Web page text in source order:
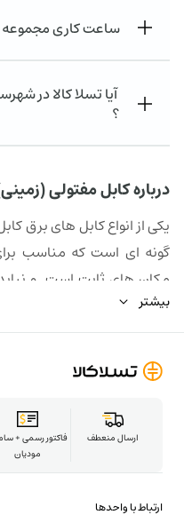
ساعت کاری
آیا تسلا کالا در
؟
درباره کابل مفتولی
یکی از انواع کابل های برق
گونه ای است که مناسب
مکان های ثابت است. و
است استفاده شود. برای
داخل کانال، جهت شبکه ی
احتمال ضربه مکانیکی وجود
بیشتر
فاکتور رسمی +
مودیان
ارسال منعطف
ارتباط با واحدها